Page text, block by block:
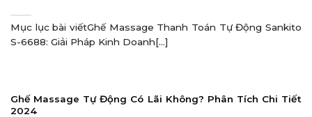
Mục lục bài viếtGhế Massage Thanh Toán Tự Động Sankito
S-6688: Giải Pháp Kinh Doanh[...]
Ghế Massage Tự Động Có Lãi Không? Phân Tích Chi Tiết
2024